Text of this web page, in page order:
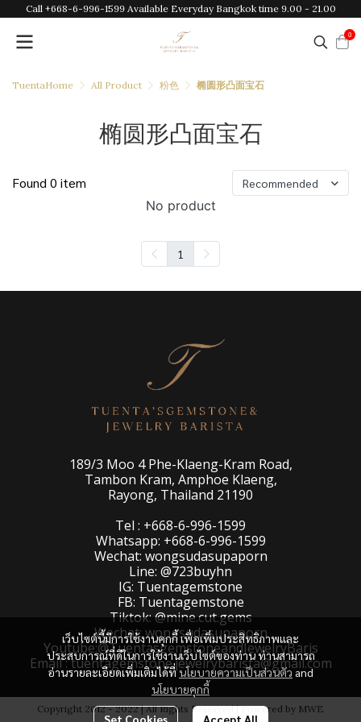
Call +668-6-996-1599 Available Everyday Bangkok time 9.00 - 21.00
0
TuentaHome All Product 粉色 椭圆形凸面宝石
椭圆形凸面宝石
Found 0 item Recommended
No product
1
เว็บไซต์นี้มีการใช้งานคุกกี้ เพื่อเพิ่มประสิทธิภาพและ
ประสบการณ์ที่ดีในการใช้งานเว็บไซต์ของท่าน ท่านสามารถ
อ่านรายละเอียดเพิ่มเติมได้ที่นโยบายความเป็นส่วนตัวand
นโยบายคุกกี้
Set Cookies Accept All
189/3 Moo 4 Phe-Klaeng-Kram Road,
Tambon Kram, Amphoe Klaeng,
Rayong, Thailand 21190
Tel : +668-6-996-1599
Whatsapp: +668-6-996-1599
Wechat: wongsudasupaporn
Line: @723buyhn
IG: Tuentagemstone
FB: Tuentagemstone
Tiktok: @mine.cut.gems
Wechat: wongsudasupaporn
Youtube:@TuentasgemstoneandJewelryBaris
Email : tuentagemstone.jewelrybarista@gmail.com
Copyright 2012 - 2022 | All Rights Reserved | Powered by MWE